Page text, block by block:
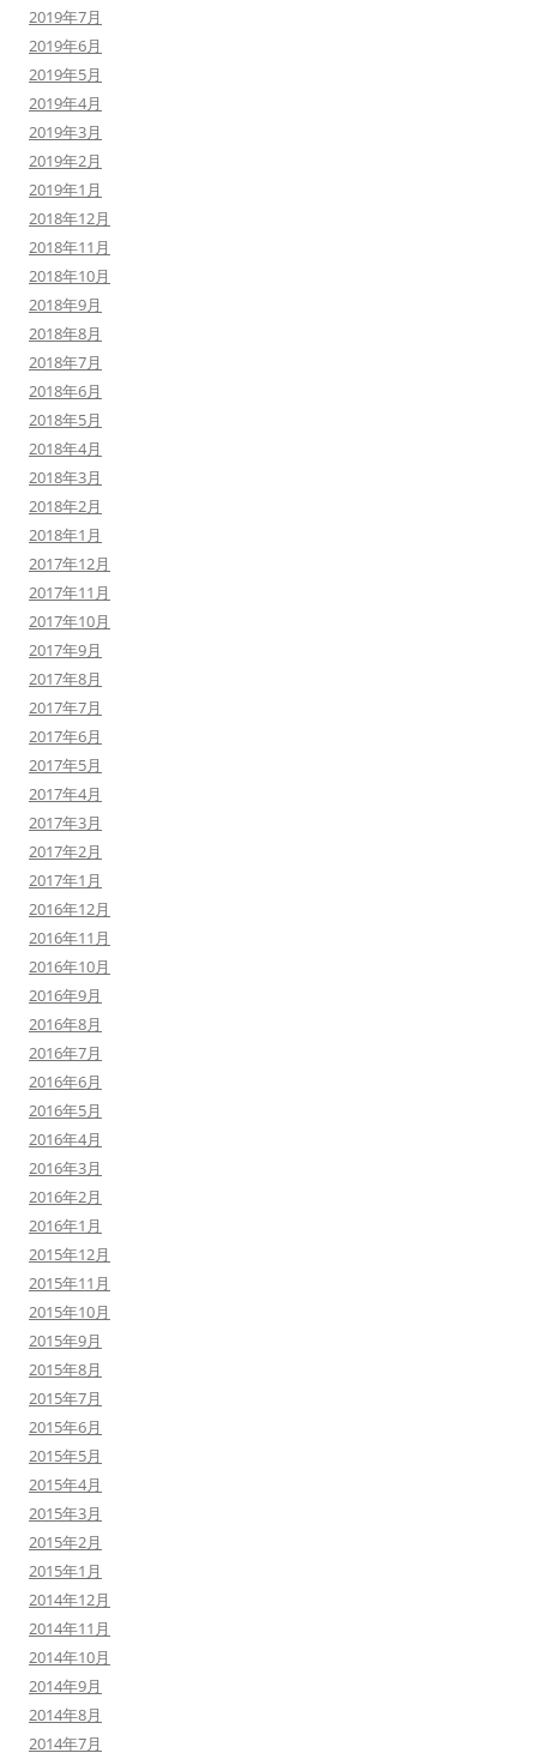
2019年7月
2019年6月
2019年5月
2019年4月
2019年3月
2019年2月
2019年1月
2018年12月
2018年11月
2018年10月
2018年9月
2018年8月
2018年7月
2018年6月
2018年5月
2018年4月
2018年3月
2018年2月
2018年1月
2017年12月
2017年11月
2017年10月
2017年9月
2017年8月
2017年7月
2017年6月
2017年5月
2017年4月
2017年3月
2017年2月
2017年1月
2016年12月
2016年11月
2016年10月
2016年9月
2016年8月
2016年7月
2016年6月
2016年5月
2016年4月
2016年3月
2016年2月
2016年1月
2015年12月
2015年11月
2015年10月
2015年9月
2015年8月
2015年7月
2015年6月
2015年5月
2015年4月
2015年3月
2015年2月
2015年1月
2014年12月
2014年11月
2014年10月
2014年9月
2014年8月
2014年7月